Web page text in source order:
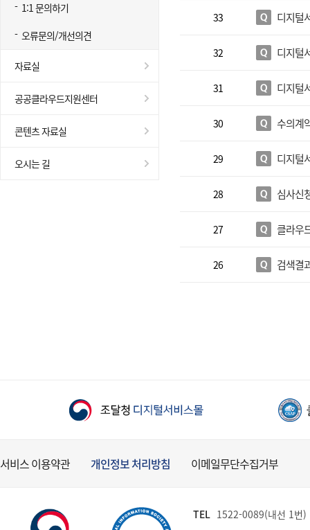
1:1 문의하기
오류문의/개선의견
자료실
공공클라우드지원센터
콘텐츠 자료실
오시는 길
33 디지털
32 디지털
31 디지털
30 수의계
29 디지털
28 심사신
27 클라우
26 검색결
서비스 이용약관 개인정보 처리방침 이메일무단수집거부
TEL 1522-0089(내선 1번